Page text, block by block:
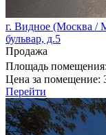
г. Видное (Москва /
бульвар, д.5
Продажа
Площадь помещения:
Цена за помещение:
Перейти